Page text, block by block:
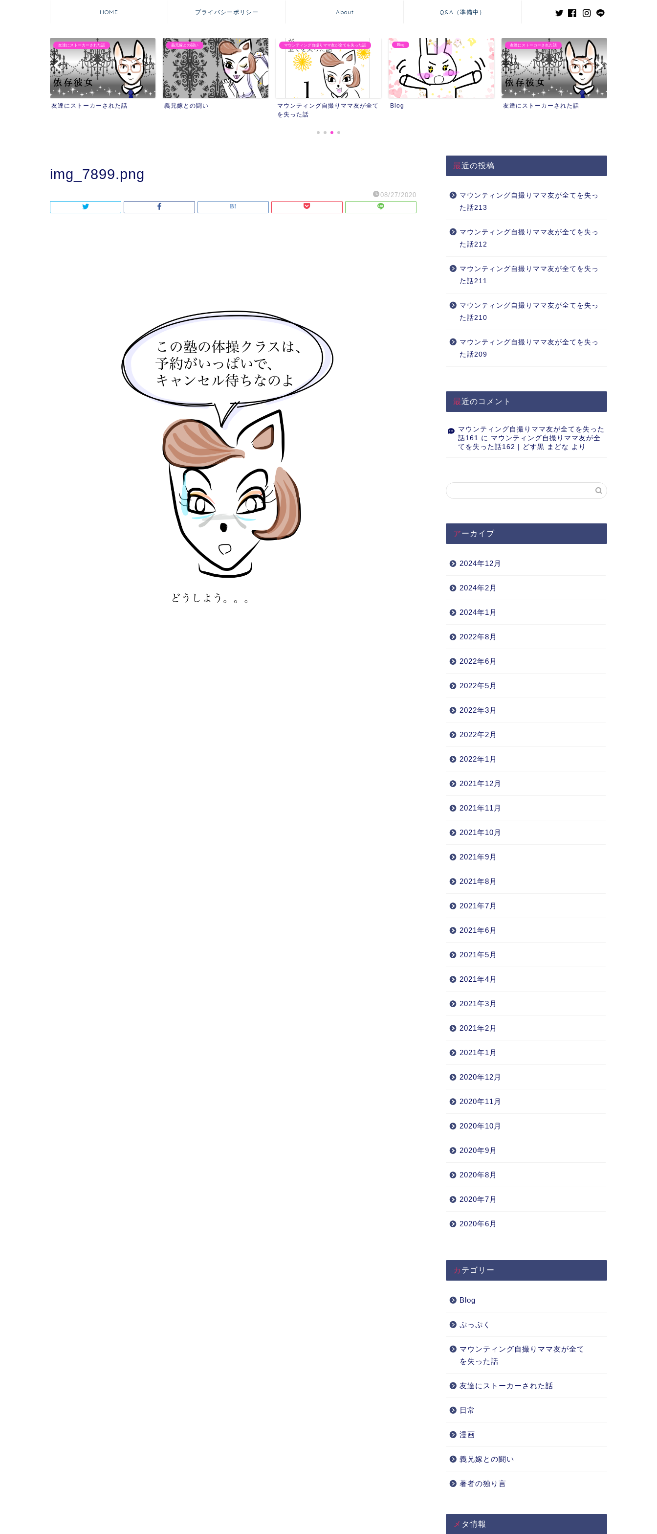
HOME プライバシーポリシー About Q&A（準備中）
義兄嫁との闘い
義兄嫁との闘い
マウンティング自撮りママ友が全てを失った話
マウンティング自撮りママ友が全て
Blog
Blog
友達にストーカーされた話
友達にストーカーされた話
義兄嫁との闘い
義兄嫁との闘い
img_7899.png
08/27/2020
最近の投稿
マウンティング自撮りママ友が全てを失っ
た話213
マウンティング自撮りママ友が全てを失っ
た話212
マウンティング自撮りママ友が全てを失っ
た話211
マウンティング自撮りママ友が全てを失っ
た話210
マウンティング自撮りママ友が全てを失っ
た話209
最近のコメント
マウンティング自撮りママ友が全てを失った
話161 に マウンティング自撮りママ友が全
てを失った話162 | どす黒 まどな より
アーカイブ
2024年12月
2024年2月
2024年1月
2022年8月
2022年6月
2022年5月
2022年3月
2022年2月
2022年1月
2021年12月
2021年11月
2021年10月
2021年9月
2021年8月
2021年7月
2021年6月
2021年5月
2021年4月
2021年3月
2021年2月
2021年1月
2020年12月
2020年11月
2020年10月
2020年9月
2020年8月
2020年7月
2020年6月
カテゴリー
Blog
ぷっぷく
マウンティング自撮りママ友が全て
を失った話
友達にストーカーされた話
日常
漫画
義兄嫁との闘い
著者の独り言
メタ情報